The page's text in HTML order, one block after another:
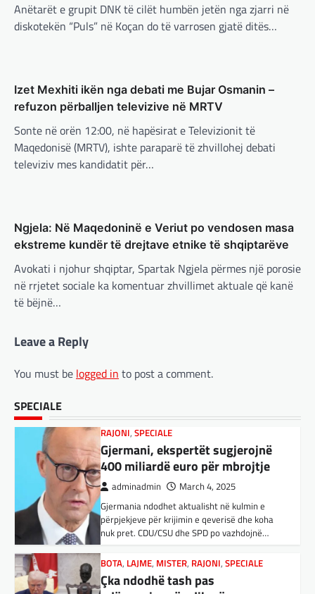
Anëtarët e grupit DNK të cilët humbën jetën nga zjarri në
diskotekën “Puls” në Koçan do të varrosen gjatë ditës…
Izet Mexhiti ikën nga debati me Bujar Osmanin –
refuzon përballjen televizive në MRTV
Sonte në orën 12:00, në hapësirat e Televizionit të
Maqedonisë (MRTV), ishte paraparë të zhvillohej debati
televiziv mes kandidatit për…
Ngjela: Në Maqedoninë e Veriut po vendosen masa
ekstreme kundër të drejtave etnike të shqiptarëve
Avokati i njohur shqiptar, Spartak Ngjela përmes një porosie
në rrjetet sociale ka komentuar zhvillimet aktuale që kanë
të bëjnë…
Leave a Reply
You must be logged in to post a comment.
SPECIALE
deklaruar se siguria e Evropës pa Turqinë
është e paimagjinueshme. “Turqia e
konsideron procesin…
SPECIALE TECH
Konkurrenti francez i Starlink pa
aksionet e tij të trefishohen në
vlerë pasi Trump ndaloi ndihmën
për Ukrainën
adminadmin
BOTA ,LAJME,MË TË FUNDIT,OPINIONE,
Gjermani, ekspertët sugjerojnë
400 miliardë euro për mbrojtje
ndërprerjes së ndihmës
ushtarake për Ukrainën nga
Trump
adminadmin March 4, 2025
Pas takimit të liderëve evropianë në Londër,
francezët dhe britanikët kanë hartuar një
plan paqeje për luftën në Ukrainë, të…
BOTA
MË TË FUNDIT,MISTER,RAJONI,SPECIALE
TOP
BOTA,FUN,KULTURË ,LAJME,MË TË FUNDIT,
MISTER ,OPINIONE
adminadmin March 5, 2025
Suksesi i aplikacionit DeepSeek është një
shembull i rritjes së kompanive kineze të
inteligjencës artificiale (AI). Përparimi i
aplikacionit kinez…
Rend i ri, kërcënimet e Trump e
kanë shkundur Europën
Nga Preç Zogaj Me rikthimin e bujshëm në
Shtëpinë e Bardhë, Presidenti Tramp po e
trondit status-quonë ndërkombëtare të
miqësive,…
FUN LAJME MISTER
SPECIALE
Kuvendi i Lezhës dhe konteksti
aktual gjeopolitik i shqiptarëve
adminadmin March 3, 2025
Kuvendi i Lezhës i vitit 1444 është një ngjarje